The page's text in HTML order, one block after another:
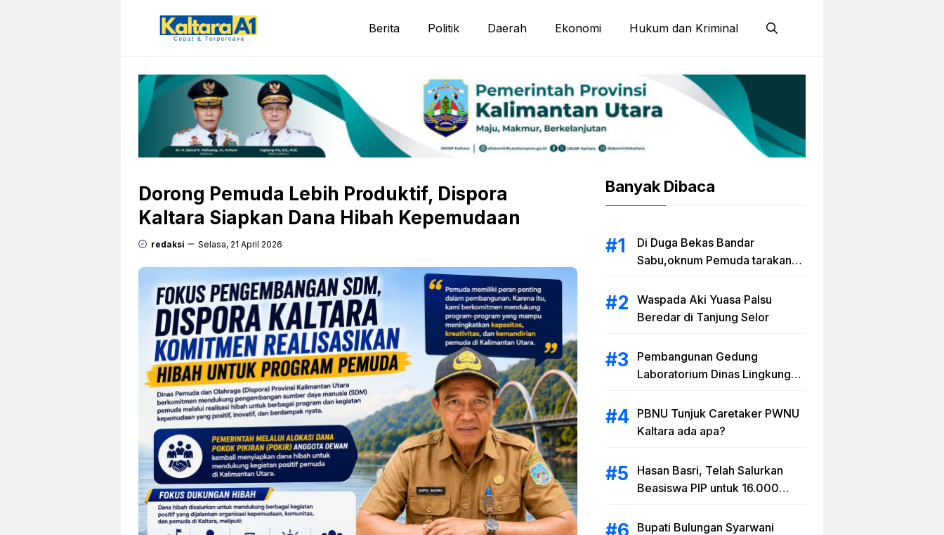
Berita Politik Daerah Ekonomi Hukum dan Kriminal
Dorong Pemuda Lebih Produktif, Dispora
Kaltara Siapkan Dana Hibah Kepemudaan
redaksi Selasa, 21 April 2026
Banyak Dibaca
Di Duga Bekas Bandar
Sabu,oknum Pemuda tarakan
Waspada Aki Yuasa Palsu
Beredar di Tanjung Selor
Pembangunan Gedung
Laboratorium Dinas Lingkungan
sesuai RAB
PBNU Tunjuk Caretaker PWNU
Kaltara ada apa?
Hasan Basri, Telah Salurkan
Beasiswa PIP untuk 16.000
Bupati Bulungan Syarwani